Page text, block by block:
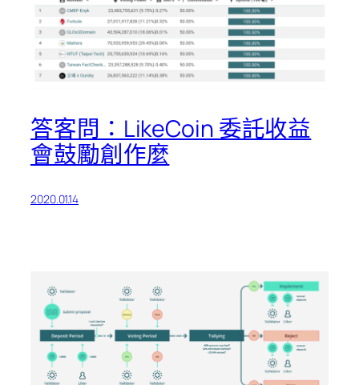
答客問：LikeCoin 委託收益
會鼓勵創作麼
2020.01.14